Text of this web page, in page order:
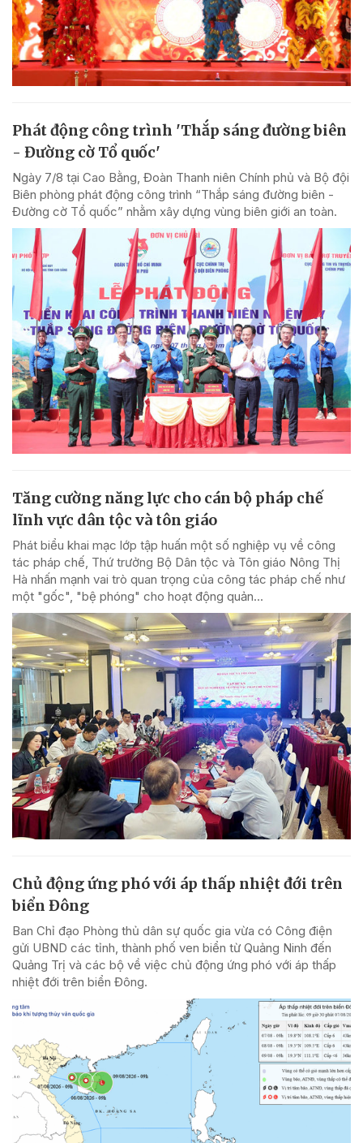
Phát động công trình 'Thắp sáng đường biên
- Đường cờ Tổ quốc'
Ngày 7/8 tại Cao Bằng, Đoàn Thanh niên Chính phủ và Bộ đội
Biên phòng phát động công trình “Thắp sáng đường biên -
Đường cờ Tổ quốc” nhằm xây dựng vùng biên giới an toàn.
Tăng cường năng lực cho cán bộ pháp chế
lĩnh vực dân tộc và tôn giáo
Phát biểu khai mạc lớp tập huấn một số nghiệp vụ về công
tác pháp chế, Thứ trưởng Bộ Dân tộc và Tôn giáo Nông Thị
Hà nhấn mạnh vai trò quan trọng của công tác pháp chế như
một "gốc", "bệ phóng" cho hoạt động quản...
Chủ động ứng phó với áp thấp nhiệt đới trên
biển Đông
Ban Chỉ đạo Phòng thủ dân sự quốc gia vừa có Công điện
gửi UBND các tỉnh, thành phố ven biển từ Quảng Ninh đến
Quảng Trị và các bộ về việc chủ động ứng phó với áp thấp
nhiệt đới trên biển Đông.